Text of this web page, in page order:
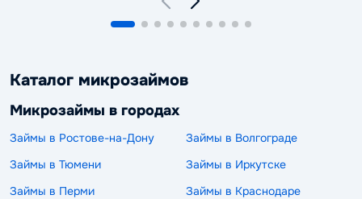
Каталог микрозаймов
Микрозаймы в городах
Займы в Ростове-на-Дону
Займы в Волгограде
Займы в Тюмени
Займы в Иркутске
Займы в Перми
Займы в Краснодаре